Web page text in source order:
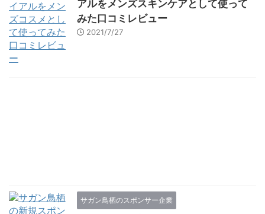
アルをメンズスキンケアとして使って
みた口コミレビュー
2021/7/27
サガン鳥栖のスポンサー企業